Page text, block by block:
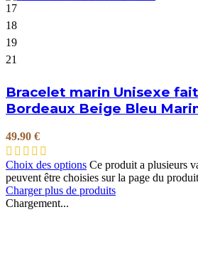
17
18
19
21
Bracelet marin Unisexe
Bordeaux Beige Bleu
49.90 €
Choix des options Ce produit a plusieurs
peuvent être choisies sur la page du produit
Charger plus de produits
Chargement...